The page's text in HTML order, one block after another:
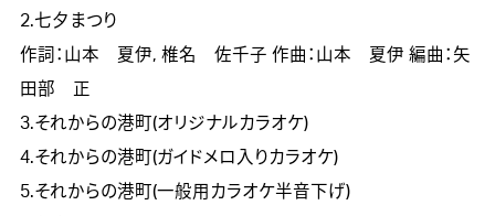
2.七夕まつり
作詞：山本 夏伊, 椎名 佐千子 作曲：山本 夏伊 編曲：矢
田部 正
3.それからの港町(オリジナルカラオケ)
4.それからの港町(ガイドメロ入りカラオケ)
5.それからの港町(一般用カラオケ半音下げ)